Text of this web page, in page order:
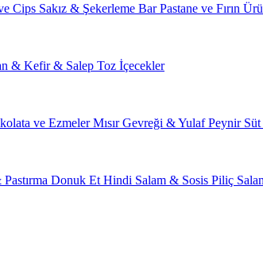
Cips Sakız & Şekerleme BarPastane ve Fırın
& Kefir & Salep Toz İçecekler
ve EzmelerMısır Gevreği & YulafPeynir
Donuk Et Hindi Salam & Sosis Piliç